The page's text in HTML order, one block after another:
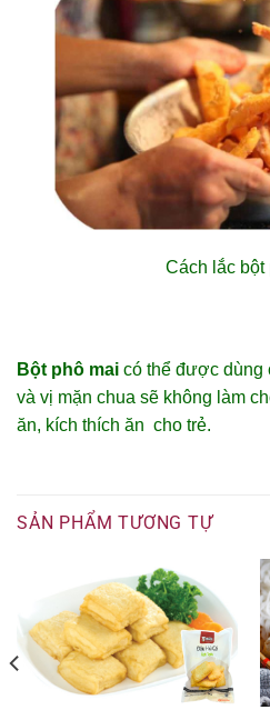
Cách lắc bột
Bột phô mai có thể được dùng
và vị mặn chua sẽ không làm
ăn, kích thích ăn cho trẻ.
SẢN PHẨM TƯƠNG TỰ